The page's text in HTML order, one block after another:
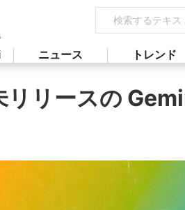
ニュース トレンド
リースの